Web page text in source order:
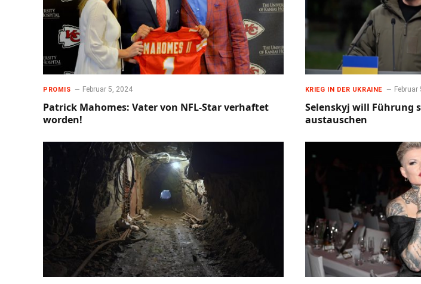
PROMIS Februar 5, 2024
Patrick Mahomes: Vater von NFL-Star verhaftet
worden!
KRIEG IN DER UKRAINE
Selenskyj will Führung
austauschen